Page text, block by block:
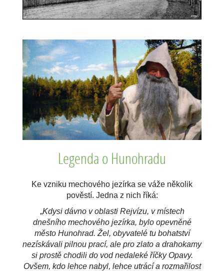
Legenda o Hunohradu
Ke vzniku mechového jezírka se váže několik
pověstí. Jedna z nich říká:
„Kdysi dávno v oblasti Rejvízu, v místech
dnešního mechového jezírka, bylo opevněné
město Hunohrad. Žel, obyvatelé tu bohatství
nezískávali pilnou prací, ale pro zlato a drahokamy
si prostě chodili do vod nedaleké říčky Opavy.
Ovšem, kdo lehce nabyl, lehce utrácí a rozmařilost